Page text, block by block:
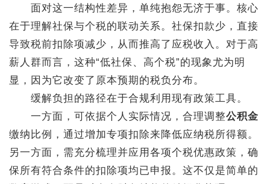
面对这一结构性差异，单纯抱怨无济于事。核心
在于理解社保与个税的联动关系。社保扣款少，直接
导致税前扣除项减少，从而推高了应税收入。对于高
薪人群而言，这种“低社保、高个税”的现象尤为明
显，因为它改变了原本预期的税负分布。
缓解负担的路径在于合规利用现有政策工具。
一方面，可依据个人实际情况，合理调整公积金
缴纳比例，通过增加专项扣除来降低应纳税所得额。
另一方面，需充分梳理并应用各项个税优惠政策，确
保所有符合条件的扣除项均已申报。这不仅是简单的